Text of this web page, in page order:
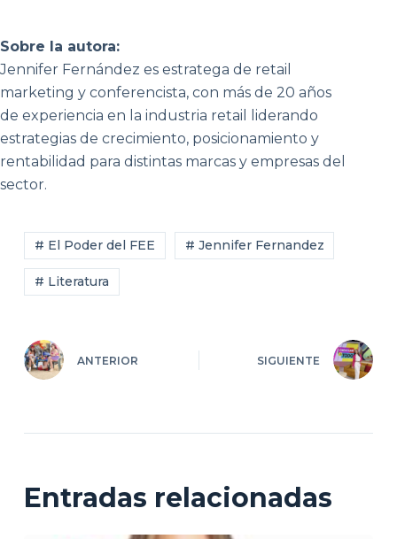
Sobre la autora:
Jennifer Fernández es estratega de retail
marketing y conferencista, con más de 20 años
de experiencia en la industria retail liderando
estrategias de crecimiento, posicionamiento y
rentabilidad para distintas marcas y empresas del
sector.
# El Poder del FEE # Jennifer Fernandez
# Literatura
ANTERIOR SIGUIENTE
Entradas relacionadas